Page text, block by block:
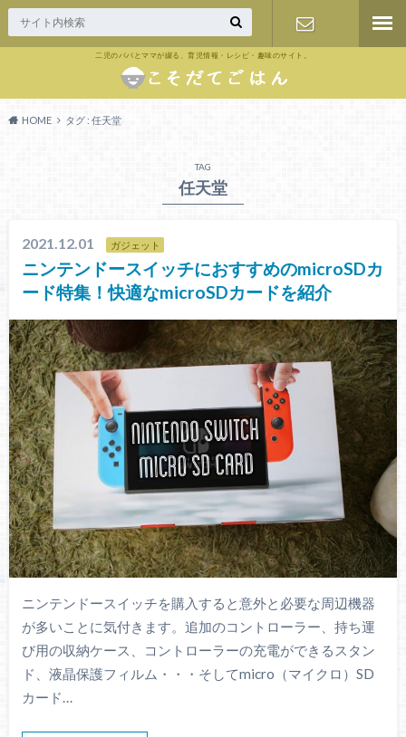
二児のパパとママが綴る、育児情報・レシピ・趣味のサイト。
お問い合わ
HOME タグ : 任天堂
TAG
任天堂
2021.12.01 ガジェット
ニンテンドースイッチにおすすめのmicroSDカ
ード特集！快適なmicroSDカードを紹介
ニンテンドースイッチを購入すると意外と必要な周辺機器
が多いことに気付きます。追加のコントローラー、持ち運
び用の収納ケース、コントローラーの充電ができるスタン
ド、液晶保護フィルム・・・そしてmicro（マイクロ）SD
カード…